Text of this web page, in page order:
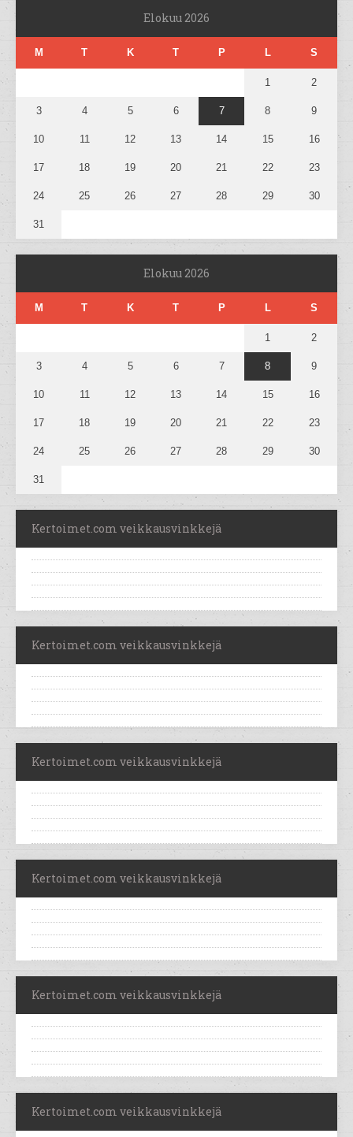
Elokuu 2026
M T K T P L S
1 2
3 4 5 6 7 8 9
10 11 12 13 14 15 16
17 18 19 20 21 22 23
24 25 26 27 28 29 30
31
Elokuu 2026
M T K T P L S
1 2
3 4 5 6 7 8 9
10 11 12 13 14 15 16
17 18 19 20 21 22 23
24 25 26 27 28 29 30
31
Kertoimet.com veikkausvinkkejä
Kertoimet.com veikkausvinkkejä
Kertoimet.com veikkausvinkkejä
Kertoimet.com veikkausvinkkejä
Kertoimet.com veikkausvinkkejä
Kertoimet.com veikkausvinkkejä